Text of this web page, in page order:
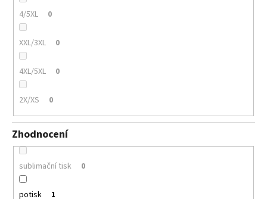
4/5XL 0
XXL/3XL 0
4XL/5XL 0
2X/XS 0
Zhodnocení
sublimační tisk 0
potisk 1